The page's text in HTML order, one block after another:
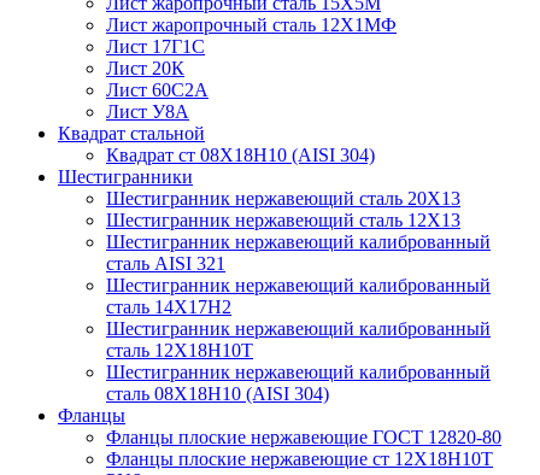
Лист жаропрочный сталь 12Х1МФ
Лист 17Г1С
Лист 20К
Лист 60С2А
Лист У8А
Квадрат стальной
Квадрат ст 08Х18Н10 (AISI 304)
Шестигранники
Шестигранник нержавеющий сталь 20Х13
Шестигранник нержавеющий сталь 12Х13
Шестигранник нержавеющий калиброванный
сталь AISI 321
Шестигранник нержавеющий калиброванный
сталь 14Х17Н2
Шестигранник нержавеющий калиброванный
сталь 12Х18Н10Т
Шестигранник нержавеющий калиброванный
сталь 08Х18Н10 (AISI 304)
Фланцы
Фланцы плоские нержавеющие ГОСТ 12820-80
Фланцы плоские нержавеющие ст 12Х18Н10Т